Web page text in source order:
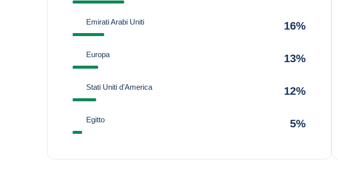
Emirati Arabi Uniti 16%
Europa 13%
Stati Uniti d'America 12%
Egitto 5%